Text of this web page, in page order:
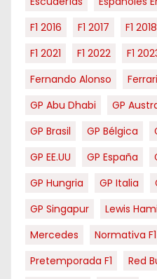
F1 2016
F1 2017 F1 2018
F1 2021
F1 2022 F1
Fernando Alonso
Ferrari
GP Abu Dhabi
GP
GP Brasil
GP Bélgica
GP EE.UU
GP España
GP Hungria
GP Italia
GP Singapur
Lewis
Mercedes
Normativa F1
Pretemporada F1
Red